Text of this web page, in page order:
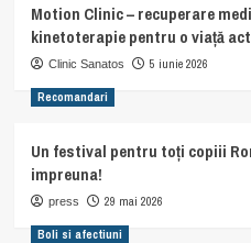
Motion Clinic – recuperare
kinetoterapie pentru o viață
Clinic Sanatos 5 iunie 2026
Recomandari
Un festival pentru toți copiii
impreuna!
press 29 mai 2026
Boli si afectiuni